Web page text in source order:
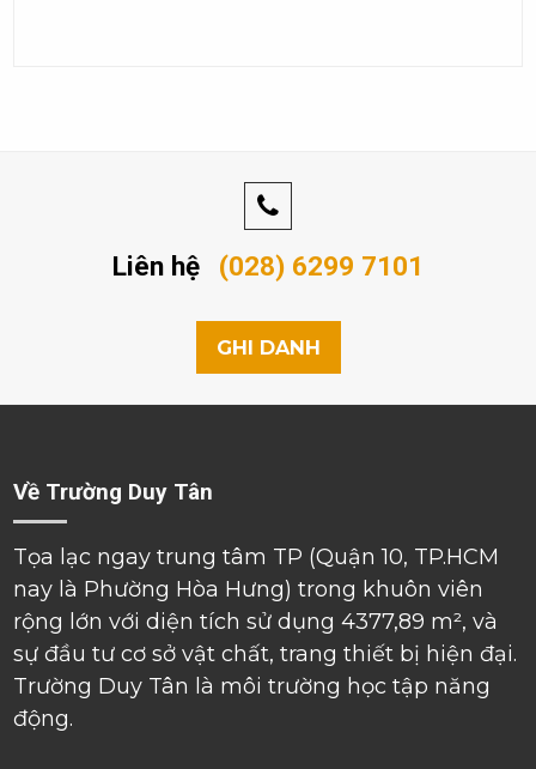
Liên hệ (028) 6299 7101
GHI DANH
Về Trường Duy Tân
Tọa lạc ngay trung tâm TP (Quận 10, TP.HCM
nay là Phường Hòa Hưng) trong khuôn viên
rộng lớn với diện tích sử dụng 4377,89 m², và
sự đầu tư cơ sở vật chất, trang thiết bị hiện đại.
Trường Duy Tân là môi trường học tập năng
động.